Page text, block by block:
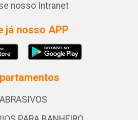
nosso Intranet
já nosso APP
ABRASIVOS